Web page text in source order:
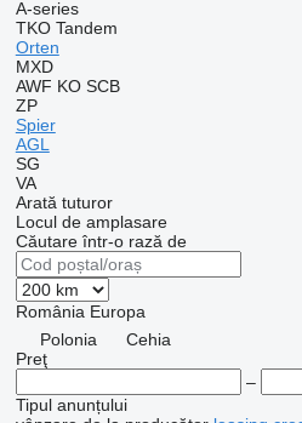
A-series
TKO Tandem
Orten
MXD
AWF KO SCB
ZP
Spier
AGL
SG
VA
Arată tuturor
Locul de amplasare
Căutare într-o rază de
România Europa
Polonia
Cehia
Preţ
–
Tipul anunțului